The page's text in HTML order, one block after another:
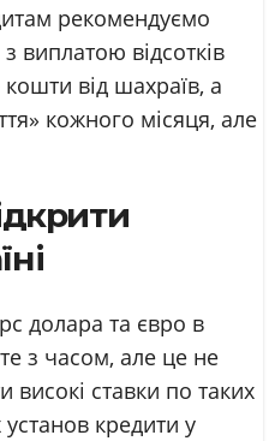
рекомендуємо
виплатою відсотків
від шахраїв, а
кожного місяця, але
долара та євро в
з часом, але це не
високі ставки по таких
кредити у